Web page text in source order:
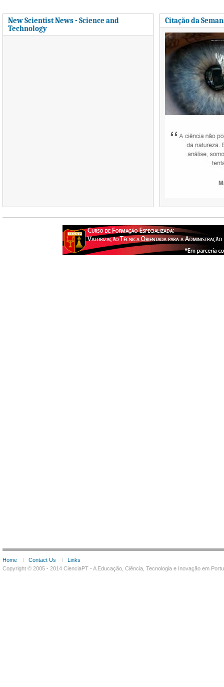
New Scientist News - Science and
Technology
Citação da
Home Contact Us
Links
Copyright © 2005 - 2014 CienciaPT - A Educação, Ciência, Tecnologia e Inovação em